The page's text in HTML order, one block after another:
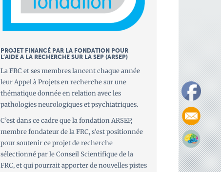
PROJET FINANCÉ PAR LA FONDATION POUR
L’AIDE A LA RECHERCHE SUR LA SEP (ARSEP)
La FRC et ses membres lancent chaque année
leur Appel à Projets en recherche sur une
thématique donnée en relation avec les
pathologies neurologiques et psychiatriques.
C’est dans ce cadre que la fondation ARSEP,
membre fondateur de la FRC, s’est positionnée
pour soutenir ce projet de recherche
sélectionné par le Conseil Scientifique de la
FRC, et qui pourrait apporter de nouvelles pistes